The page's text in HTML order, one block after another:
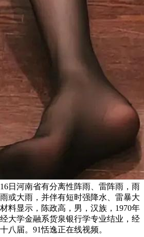
日河南省有分离性阵雨、雷阵雨，雨
或大雨，并伴有短时强降水、雷暴大
料显示，陈政高，男，汉族，1970年
大学金融系货泉银行学专业结业，经
八届。91恬逸正在线视频。